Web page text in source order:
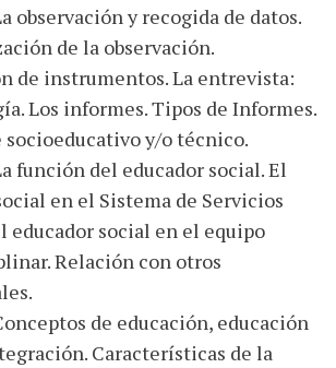
observación y recogida de datos.
de la observación.
de instrumentos. La entrevista:
Los informes. Tipos de Informes.
y/o técnico.
función del educador social. El
en el Sistema de Servicios
educador social en el equipo
Relación con otros
de educación, educación
Características de la